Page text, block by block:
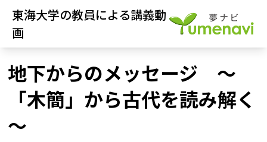
東海大学の教員による講義動
画
地下からのメッセージ ～
「木簡」から古代を読み解く
～